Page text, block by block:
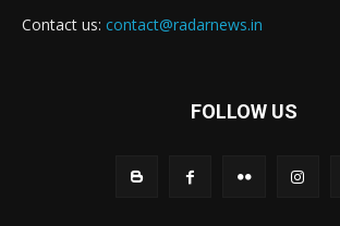
Contact us: contact@radarnews.in
FOLLOW US